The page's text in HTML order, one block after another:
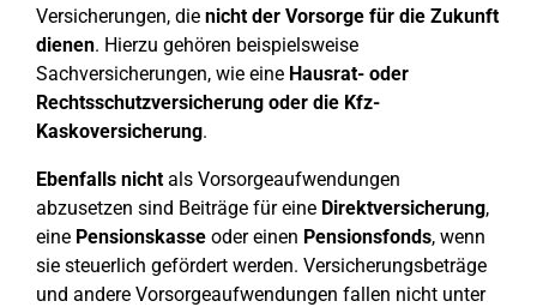
Versicherungen, die nicht der Vorsorge für die Zukunft
dienen. Hierzu gehören beispielsweise
Sachversicherungen, wie eine Hausrat- oder
Rechtsschutzversicherung oder die Kfz-
Kaskoversicherung.
Ebenfalls nichtals Vorsorgeaufwendungen
abzusetzen sind Beiträge für eine Direktversicherung,
eine Pensionskasse oder einen Pensionsfonds, wenn
sie steuerlich gefördert werden. Versicherungsbeträge
und andere Vorsorgeaufwendungen fallen nicht unter